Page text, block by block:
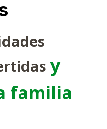
y
familia